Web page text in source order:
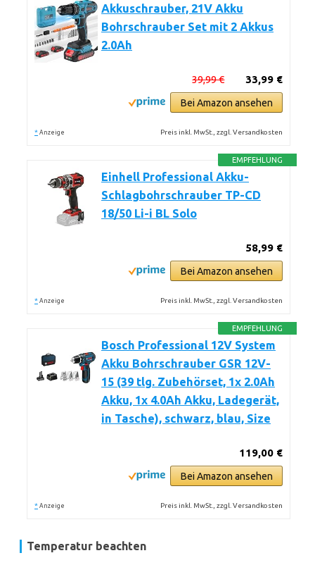
Akkuschrauber, 21V Akku
Bohrschrauber Set mit 2 Akkus
2.0Ah
33,99 €
39,99 €
Bei Amazon ansehen
* Anzeige Preis inkl. MwSt., zzgl. Versandkosten
EMPFEHLUNG
Einhell Professional Akku-
Schlagbohrschrauber TP-CD
18/50 Li-i BL Solo
58,99 €
Bei Amazon ansehen
* Anzeige Preis inkl. MwSt., zzgl. Versandkosten
EMPFEHLUNG
Bosch Professional 12V System
Akku Bohrschrauber GSR 12V-
15 (39 tlg. Zubehörset, 1x 2.0Ah
Akku, 1x 4.0Ah Akku, Ladegerät,
in Tasche), schwarz, blau, Size
119,00 €
Bei Amazon ansehen
* Anzeige Preis inkl. MwSt., zzgl. Versandkosten
Temperatur beachten